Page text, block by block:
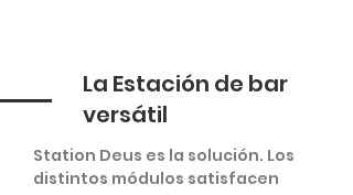
La Estación de bar
versátil
Station Deus es la solución. Los
distintos módulos satisfacen